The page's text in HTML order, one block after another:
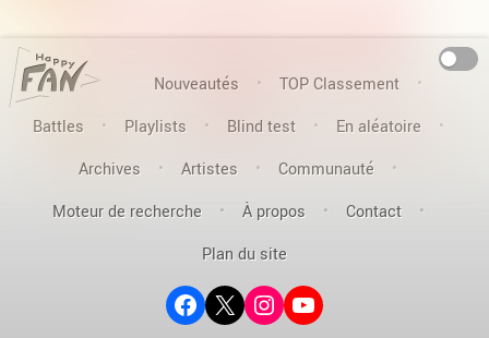
Nouveautés
TOP Classement
Battles
Playlists Blind test
En aléatoire
Archives
Artistes
Communauté
Moteur de recherche
À propos
Contact
Plan du site
Facebook
X (ex-Twitter)Instagram
YouTube
On